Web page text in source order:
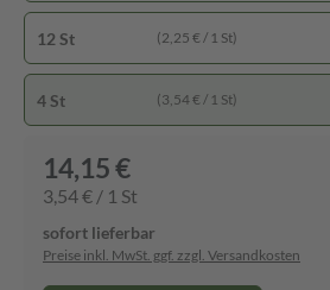
12 St (2,25 € / 1 St)
4 St (3,54 € / 1 St)
14,15 €
3,54 € / 1 St
sofort lieferbar
Preise inkl. MwSt. ggf. zzgl. Versandkosten